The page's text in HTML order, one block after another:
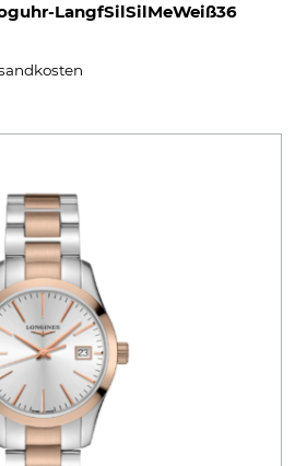
LangfSilSilMeWeiß36